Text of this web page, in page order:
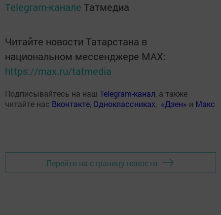
Telegram-канале Татмедиа
Читайте новости Татарстана в
национальном мессенджере MАХ:
https://max.ru/tatmedia
Подписывайтесь на наш Telegram-канал, а также
читайте нас Вконтакте, Одноклассниках, «Дзен» и Макс
Перейти на страницу новости